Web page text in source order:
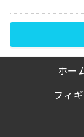
ホー
フィ